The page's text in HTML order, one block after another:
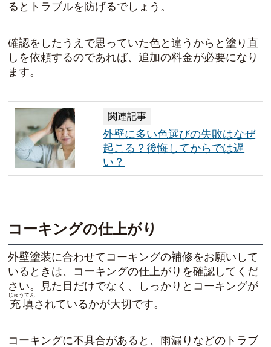
るとトラブルを防げるでしょう。
確認をしたうえで思っていた色と違うからと塗り直
しを依頼するのであれば、追加の料金が必要になり
ます。
関連記事
外壁に多い色選びの失敗はなぜ
起こる？後悔してからでは遅
い？
コーキングの仕上がり
外壁塗装に合わせてコーキングの補修をお願いして
いるときは、コーキングの仕上がりを確認してくだ
さい。見た目だけでなく、しっかりとコーキングが
充填
じゅうてん
されているかが大切です。
コーキングに不具合があると、雨漏りなどのトラブ